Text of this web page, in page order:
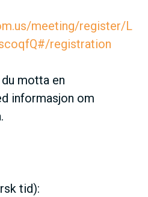
meeting/register/L
registration
motta en
informasjon om
tid):